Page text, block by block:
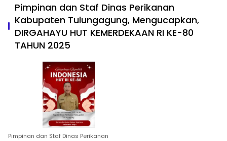
Pimpinan dan Staf Dinas Perikanan
Kabupaten Tulungagung, Mengucapkan,
DIRGAHAYU HUT KEMERDEKAAN RI KE-80
TAHUN 2025
Pimpinan dan Staf Dinas Perikanan